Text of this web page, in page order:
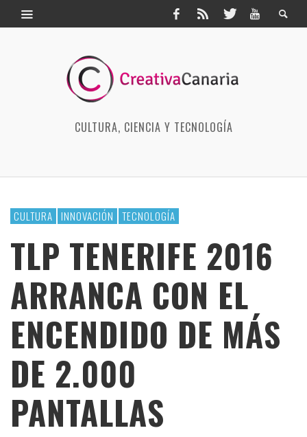
CULTURA, CIENCIA Y TECNOLOGÍA
CULTURA INNOVACIÓN TECNOLOGÍA
TLP TENERIFE 2016
ARRANCA CON EL
ENCENDIDO DE MÁS
DE 2.000
PANTALLAS